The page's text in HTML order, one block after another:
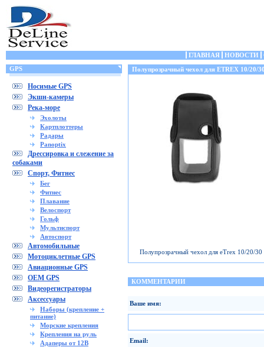
ГЛАВНАЯ НОВОСТИ
GPS
Носимые GPS
Экшн-камеры
Река-море
Эхолоты
Картплоттеры
Радары
Panoptix
Дрессировка и слежение за
собаками
Спорт, Фитнес
Бег
Фитнес
Плавание
Велоспорт
Гольф
Мультиспорт
Автоспорт
Автомобильные
Мотоциклетные GPS
Авиационные GPS
OEM GPS
Видеорегистраторы
Аксессуары
Наборы (крепление +
питание)
Морские крепления
Крепления на руль
Адаперы от 12В
Полупрозрачный чехол для ETREX 10/20/
Полупрозрачный чехол для eTrex 10/20/
КОММЕНТАРИИ
Ваше имя:
Email: